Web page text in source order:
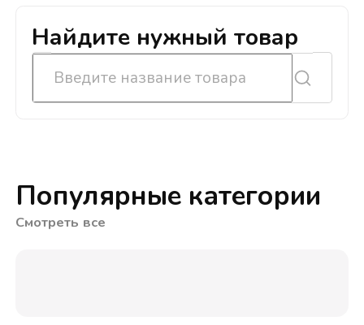
Найдите нужный товар
Популярные категории
Смотреть все